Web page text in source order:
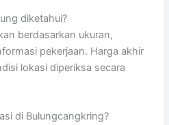
diketahui?
berdasarkan ukuran,
pekerjaan. Harga akhir
lokasi diperiksa secara
di Bulungcangkring?